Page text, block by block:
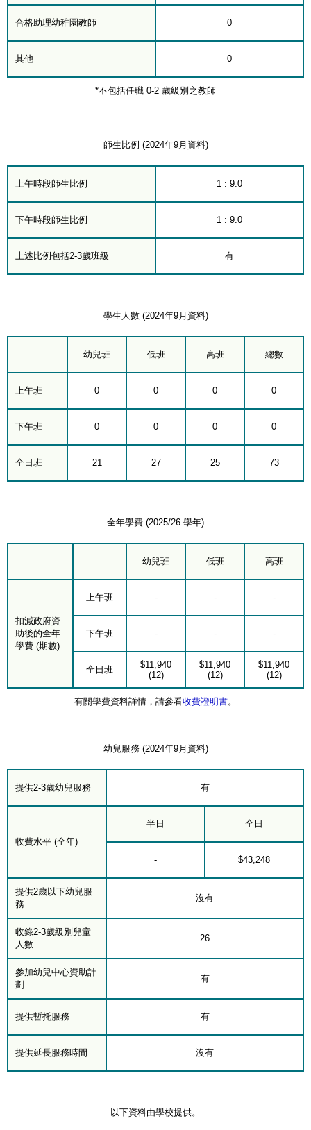
合格助理幼稚園教師 0
其他 0
*不包括任職 0-2 歲級別之教師
師生比例 (2024年9月資料)
上午時段師生比例 1 : 9.0
下午時段師生比例 1 : 9.0
上述比例包括2-3歲班級 有
學生人數 (2024年9月資料)
幼兒班 低班 高班 總數
上午班 0 0 0 0
下午班 0 0 0 0
全日班 21 27 25 73
全年學費 (2025/26 學年)
幼兒班 低班 高班
扣減政府資
助後的全年
學費 (期數)
上午班 - - -
下午班 - - -
全日班
$11,940
(12)
$11,940
(12)
$11,940
(12)
有關學費資料詳情，請參看收費證明書。
幼兒服務 (2024年9月資料)
提供2-3歲幼兒服務 有
收費水平 (全年)
半日 全日
- $43,248
提供2歲以下幼兒服
務
沒有
收錄2-3歲級別兒童
人數
26
參加幼兒中心資助計
劃
有
提供暫托服務 有
提供延長服務時間 沒有
以下資料由學校提供。